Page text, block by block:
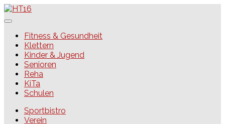
Skip
to
HT16Fitness & Gesundheit
Klettern
Kinder & Jugend
Senioren
Reha
KiTa
Schulen
Sportbistro
Verein